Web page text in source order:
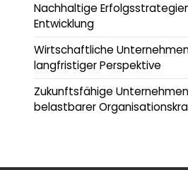
Nachhaltige
Entwicklung
Wirtschaftliche
langfristiger Perspektive
Zukunftsfähige
belastbarer